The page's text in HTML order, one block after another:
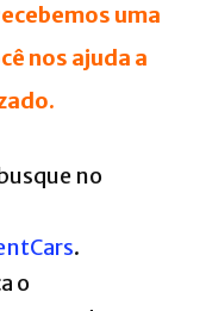
uma
nos ajuda a
no
.
o